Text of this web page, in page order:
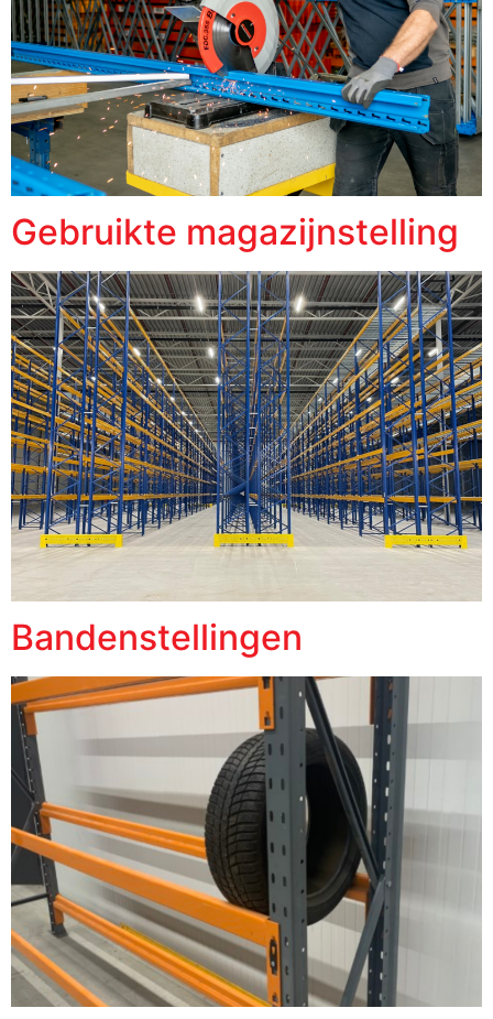
Gebruikte magazijnstelling
Bandenstellingen